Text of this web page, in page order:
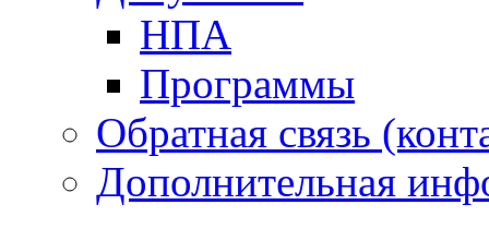
НПА
Программы
Обратная связь
Дополнительная